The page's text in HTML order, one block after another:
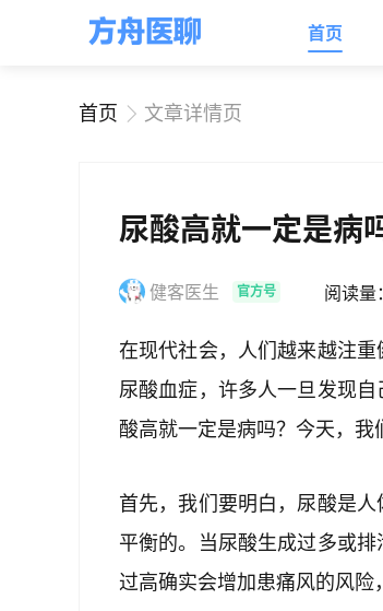
首页
首页 文章详情页
尿酸高就一定是病
健客医生 官方号 阅读量
在现代社会，人们越来越注
尿酸血症，许多人一旦发现
酸高就一定是病吗？今天，我
首先，我们要明白，尿酸是
平衡的。当尿酸生成过多或
过高确实会增加患痛风的风险